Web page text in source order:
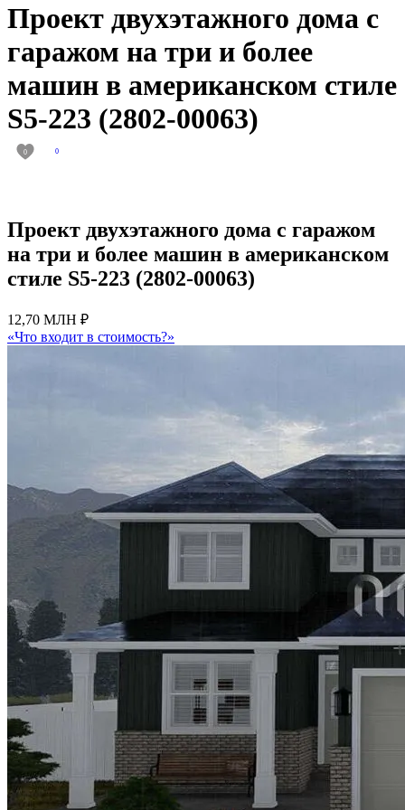
Проект двухэтажного дома с
гаражом на три и более
машин в американском стиле
S5-223 (2802-00063)
0 0
Проект двухэтажного дома с гаражом
на три и более машин в американском
стиле S5-223 (2802-00063)
12,70 МЛН ₽
«Что входит в стоимость?»